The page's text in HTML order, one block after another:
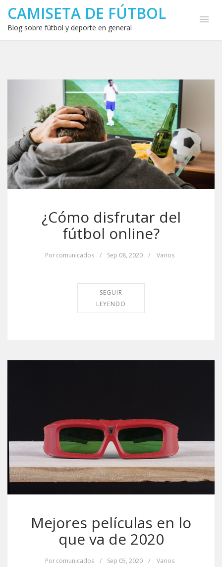
CAMISETA DE FÚTBOL
Blog sobre fútbol y deporte en general
¿Cómo disfrutar del
fútbol online?
Porcomunicados / Sep 08, 2020 / Varios
SEGUIR
LEYENDO
Mejores películas en lo
que va de 2020
Porcomunicados / Sep 05, 2020 / Varios